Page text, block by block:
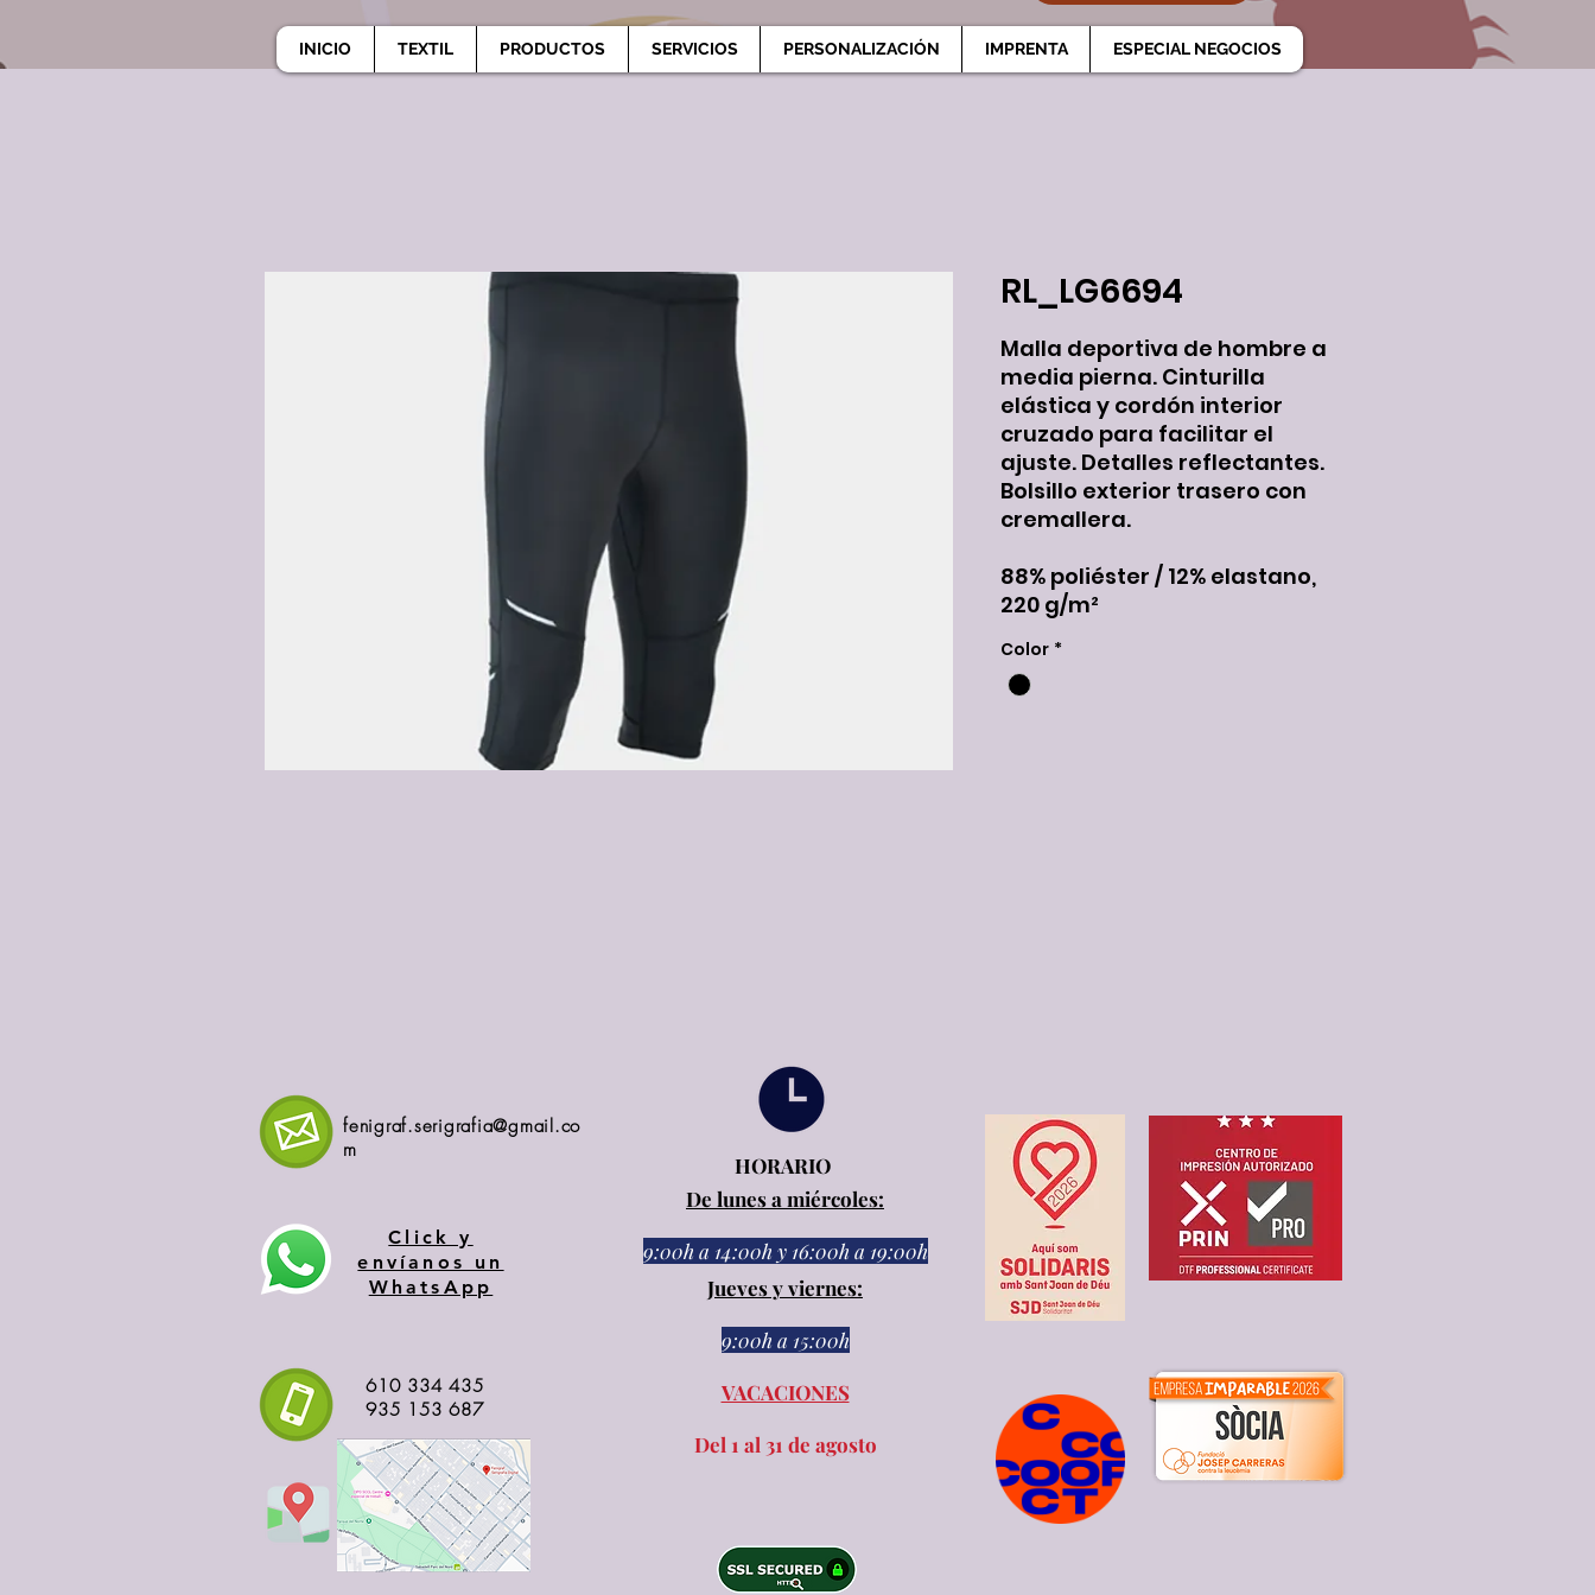
INICIO TEXTIL PRODUCTOS SERVICIOS PERSONALIZACIÓN IMPRENTA ESPECIAL NEGOCIOS
RL_LG6694
Malla deportiva de hombre a
media pierna. Cinturilla
elástica y cordón interior
cruzado para facilitar el
ajuste. Detalles reflectantes.
Bolsillo exterior trasero con
cremallera.
88% poliéster / 12% elastano,
220 g/m²
Color *
HORARIO
De lunes a miércoles:
9:00h a 14:00h y 16:00h a 19:00h
Jueves y viernes:
9:00h a 15:00h​​
VACACIONES
Del 1 al 31 de agosto
fenigraf.serigrafia@gmail.co
m
Click y
envíanos un
WhatsApp
610 334 435
935 153 687